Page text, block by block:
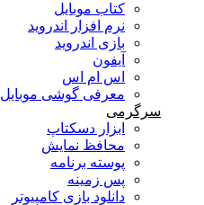
کتاب موبایل
نرم افزار اندروید
بازی اندروید
آیفون
اس ام اس
معرفی گوشی موبایل
سرگرمی
ابزار دسکتاپ
محافظ نمایش
پوسته برنامه
پس زمینه
دانلود بازی کامپیوتر